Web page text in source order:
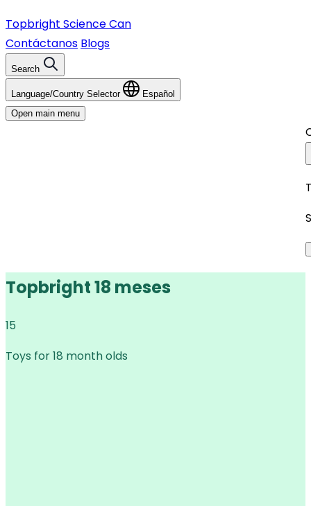
Topbright Science Can
Contáctanos Blogs
Search
Language/Country Selector
Español
Open main menu
Topbright 18 meses
15
Toys for 18 month olds